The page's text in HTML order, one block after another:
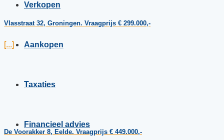
Verkopen
Aankopen
Taxaties
Financieel advies
Vlasstraat 32, Groningen. Vraagprijs € 299.000,-
[...]
De Voorakker 8, Eelde. Vraagprijs € 449.000,-